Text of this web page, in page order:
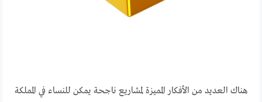
هناك العديد من الأفكار المميزة لمشاريع ناجحة يمكن للنساء في المملكة